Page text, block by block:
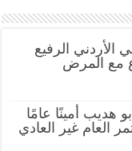
الأردني الرفيع
مع المرض
هديب أمينًا عامًا
العام غير العادي